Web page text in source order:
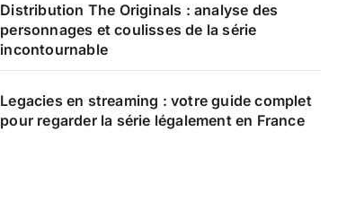
Distribution The Originals : analyse des
personnages et coulisses de la série
incontournable
Legacies en streaming : votre guide complet
pour regarder la série légalement en France